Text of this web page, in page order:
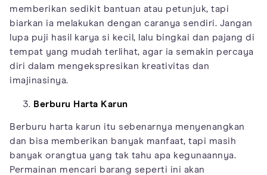
memberikan sedikit bantuan atau petunjuk, tapi
biarkan ia melakukan dengan caranya sendiri. Jangan
lupa puji hasil karya si kecil, lalu bingkai dan pajang di
tempat yang mudah terlihat, agar ia semakin percaya
diri dalam mengekspresikan kreativitas dan
imajinasinya.
Berburu Harta Karun
Berburu harta karun itu sebenarnya menyenangkan
dan bisa memberikan banyak manfaat, tapi masih
banyak orangtua yang tak tahu apa kegunaannya.
Permainan mencari barang seperti ini akan